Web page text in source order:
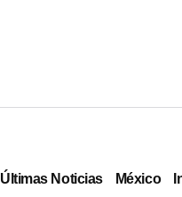
Últimas Noticias México